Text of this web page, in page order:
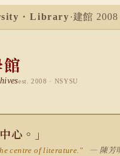
· Library ·建館 2008
est. 2008 · NSYSU
心。」
centre of literature." — 陳芳